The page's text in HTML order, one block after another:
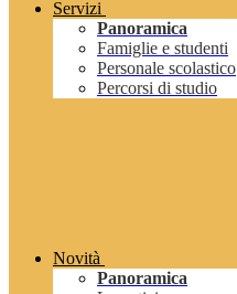
Servizi
Panoramica
Famiglie e studenti
Personale scolastico
Percorsi di studio
Novità
Panoramica